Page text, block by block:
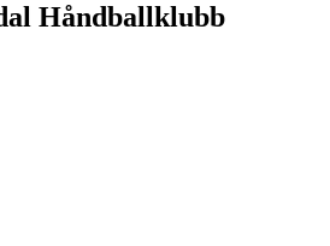
Håndballklubb